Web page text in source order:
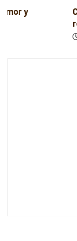
Cuatro